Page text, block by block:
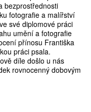
bezprostřednosti
fotografie a malířství
své diplomové práci
umění a fotografie
přínosu Františka
práci psala.
díle došlo u nás
rovnocenný dobovým